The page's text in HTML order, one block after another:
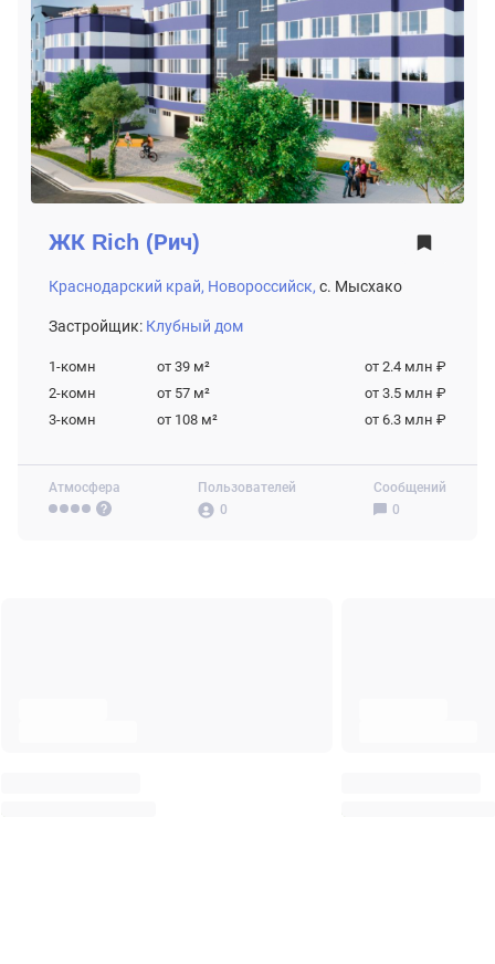
Атмосфера
Пользователей
0
Сообщений
0
ЖК Rich (Рич)
Краснодарский край, Новороссийск, с. Мысхако
Застройщик: Клубный дом
1-комн от 39 м²
от 2.4 млн ₽
2-комн
от 57 м²
от 3.5 млн ₽
3-комн
от 108 м² от 6.3 млн ₽